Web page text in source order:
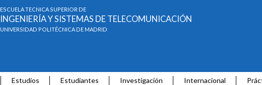
ESCUELA TÉCNICA SUPERIOR DE
INGENIERÍA Y SISTEMAS DE TELECOMUNICACIÓN
UNIVERSIDAD POLITÉCNICA DE MADRID
Estudios Estudiantes Investigación Internacional